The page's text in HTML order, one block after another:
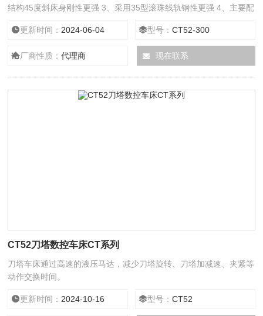
结构45度斜床身刚性更强 3、采用35型滚珠线轨钢性更强 4、主要配
质车削，大吃刀量车削 6、标配德国霄特伺服12工位刀塔 7、*滚柱
线轨尾座 8、Z轴行程有300mm和500mm可以选择
更新时间： 2024-06-04 型号：CT52-300
厂商性质：代理商 现在联系
CT52刀塔数控车床CT系列
刀塔车床通过高速的液压马达，减少刀塔旋转、刀塔加减速、夹紧等
动作交换时间。
更新时间： 2024-10-16 型号：CT52